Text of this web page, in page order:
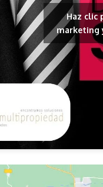
Haz clic
marketing